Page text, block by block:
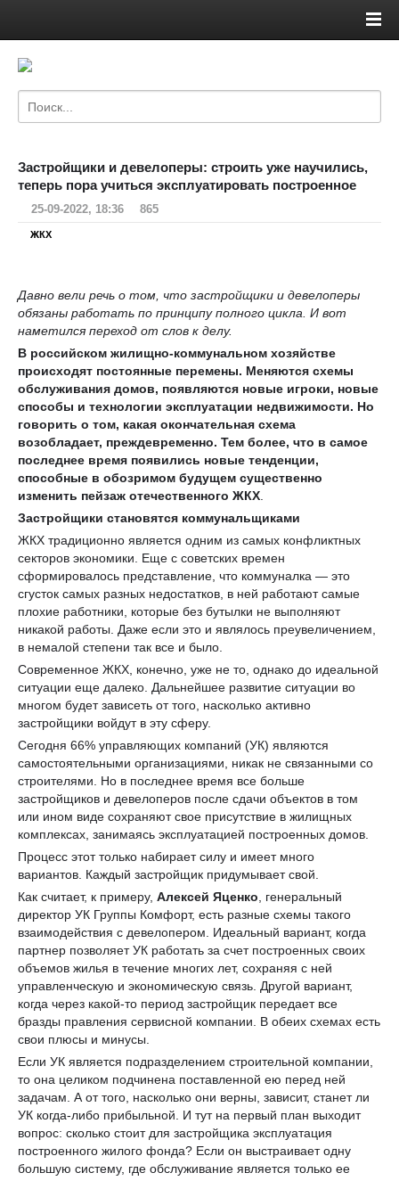
Застройщики и девелоперы: строить уже научились,
теперь пора учиться эксплуатировать построенное
25-09-2022, 18:36 865
ЖКХ
Давно вели речь о том, что застройщики и девелоперы
обязаны работать по принципу полного цикла. И вот
наметился переход от слов к делу.
В российском жилищно-коммунальном хозяйстве
происходят постоянные перемены. Меняются схемы
обслуживания домов, появляются новые игроки, новые
способы и технологии эксплуатации недвижимости. Но
говорить о том, какая окончательная схема
возобладает, преждевременно. Тем более, что в самое
последнее время появились новые тенденции,
способные в обозримом будущем существенно
изменить пейзаж отечественного ЖКХ
Застройщики становятся коммунальщиками
ЖКХ традиционно является одним из самых конфликтных
секторов экономики. Еще с советских времен
сформировалось представление, что коммуналка — это
сгусток самых разных недостатков, в ней работают самые
плохие работники, которые без бутылки не выполняют
никакой работы. Даже если это и являлось преувеличением,
в немалой степени так все и было.
Современное ЖКХ, конечно, уже не то, однако до идеальной
ситуации еще далеко. Дальнейшее развитие ситуации во
многом будет зависеть от того, насколько активно
застройщики войдут в эту сферу.
Сегодня 66% управляющих компаний (УК) являются
самостоятельными организациями, никак не связанными со
строителями. Но в последнее время все больше
застройщиков и девелоперов после сдачи объектов в том
или ином виде сохраняют свое присутствие в жилищных
комплексах, занимаясь эксплуатацией построенных домов.
Процесс этот только набирает силу и имеет много
вариантов. Каждый застройщик придумывает свой.
Как считает, к примеру, Алексей Яценко , генеральный
директор УК Группы Комфорт, есть разные схемы такого
взаимодействия с девелопером. Идеальный вариант, когда
партнер позволяет УК работать за счет построенных своих
объемов жилья в течение многих лет, сохраняя с ней
управленческую и экономическую связь. Другой вариант,
когда через какой-то период застройщик передает все
бразды правления сервисной компании. В обеих схемах есть
свои плюсы и минусы.
Если УК является подразделением строительной компании,
то она целиком подчинена поставленной ею перед ней
задачам. А от того, насколько они верны, зависит, станет ли
УК когда-либо прибыльной. И тут на первый план выходит
вопрос: сколько стоит для застройщика эксплуатация
построенного жилого фонда? Если он выстраивает одну
большую систему, где обслуживание является только ее